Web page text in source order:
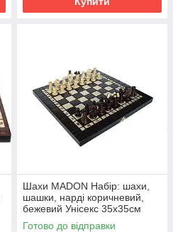
Шахи MADON Набір: шахи,
шашки, нарді коричневий,
бежевий Унісекс 35х35см
MD143
Готово до відправки